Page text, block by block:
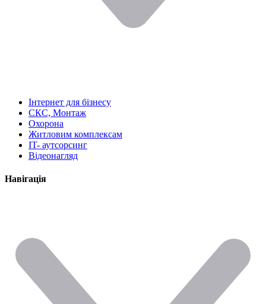
Інтернет для бізнесу
СКС, Монтаж
Охорона
Житловим комплексам
IT- аутсорсинг
Відеонагляд
Навігація